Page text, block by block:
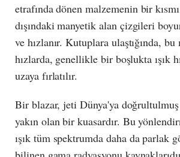
etrafında dönen malzemenin bir
dışındaki manyetik alan çizgileri
ve hızlanır. Kutuplara ulaştığında,
hızlarda, genellikle bir boşlukta ışık
uzaya fırlatılır.
Bir blazar, jeti Dünya'ya doğrultulmuş
yakın olan bir kuasardır. Bu
ışık tüm spektrumda daha da parlak